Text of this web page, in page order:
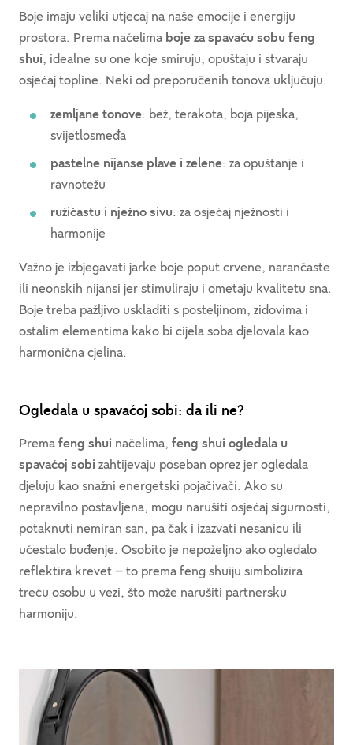
Boje imaju veliki utjecaj na naše emocije i energiju
prostora. Prema načelima boje za spavaću sobu feng
shui, idealne su one koje smiruju, opuštaju i stvaraju
osjećaj topline. Neki od preporučenih tonova uključuju:
zemljane tonove: bež, terakota, boja pijeska,
svijetlosmeđa
pastelne nijanse plave i zelene: za opuštanje i
ravnotežu
ružičastu i nježno sivu: za osjećaj nježnosti i
harmonije
Važno je izbjegavati jarke boje poput crvene, narančaste
ili neonskih nijansi jer stimuliraju i ometaju kvalitetu sna.
Boje treba pažljivo uskladiti s posteljinom, zidovima i
ostalim elementima kako bi cijela soba djelovala kao
harmonična cjelina.
Ogledala u spavaćoj sobi: da ili ne?
Prema feng shui načelima, feng shui ogledala u
spavaćoj sobi zahtijevaju poseban oprez jer ogledala
djeluju kao snažni energetski pojačivači. Ako su
nepravilno postavljena, mogu narušiti osjećaj sigurnosti,
potaknuti nemiran san, pa čak i izazvati nesanicu ili
učestalo buđenje. Osobito je nepoželjno ako ogledalo
reflektira krevet – to prema feng shuiju simbolizira
treću osobu u vezi, što može narušiti partnersku
harmoniju.